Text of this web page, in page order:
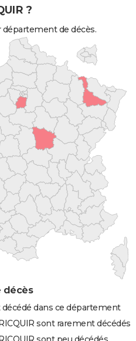
?
département de décès.
décès
décédé dans ce département
sont rarement décédés